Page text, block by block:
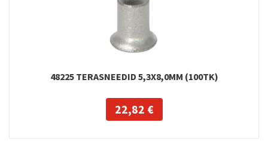
48225 TERASNEEDID 5,3X8,0MM (100TK)
22,82 €